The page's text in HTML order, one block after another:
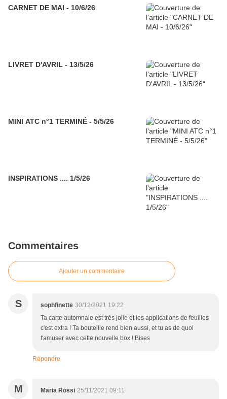
CARNET DE MAI - 10/6/26
LIVRET D'AVRIL - 13/5/26
MINI ATC n°1 TERMINÉ - 5/5/26
INSPIRATIONS .... 1/5/26
Commentaires
Ajouter un commentaire
S sophfinette 30/12/2021 19:22
Ta carte automnale est très jolie et les applications de feuilles
c'est extra ! Ta bouteille rend bien aussi, et tu as de quoi
t'amuser avec cette nouvelle box ! Bises
Répondre
M Maria Rossi 25/11/2021 09:11